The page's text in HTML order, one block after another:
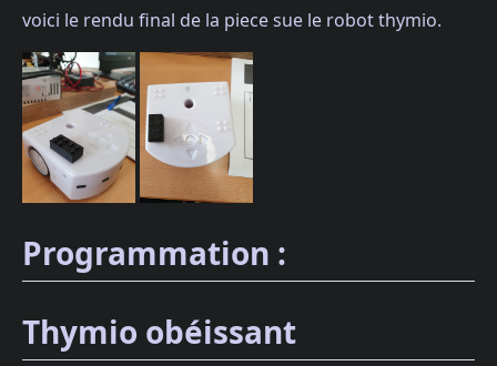
voici le rendu final de la piece sue le robot thymio.
Programmation :
Thymio obéissant